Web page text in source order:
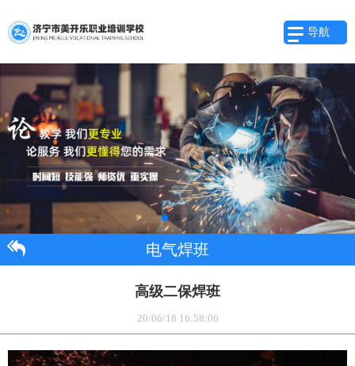
导航
电气焊班
高级二保焊班
20/06/18 16:58:06